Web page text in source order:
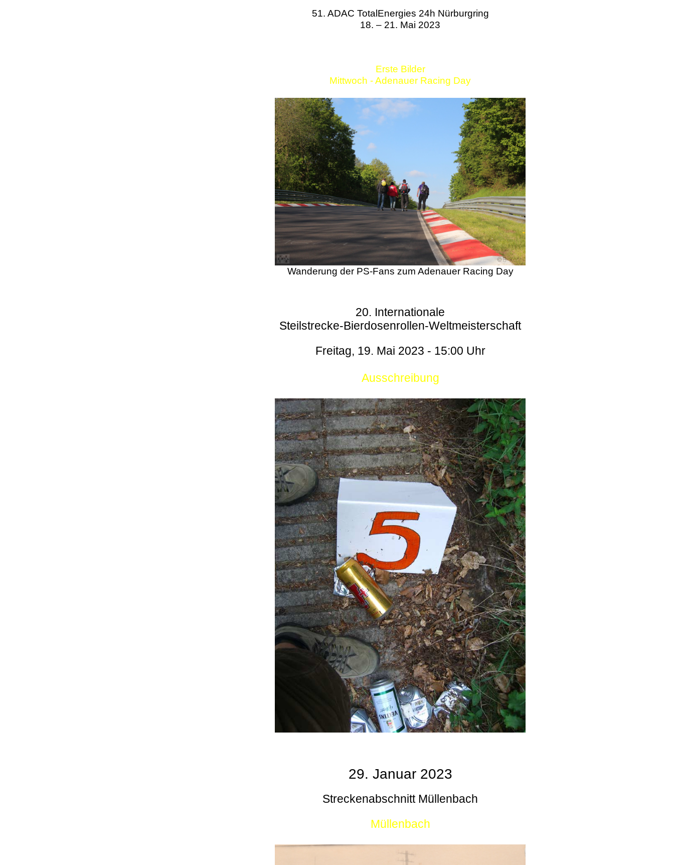
51. ADAC TotalEnergies 24h Nürburgring
18. – 21. Mai 2023
Erste Bilder
Mittwoch - Adenauer Racing Day
Wanderung der PS-Fans zum Adenauer Racing Day
20. Internationale
Steilstrecke-Bierdosenrollen-Weltmeisterschaft
Freitag, 19. Mai 2023 - 15:00 Uhr
Ausschreibung
29. Januar 2023
Streckenabschnitt Müllenbach
Müllenbach